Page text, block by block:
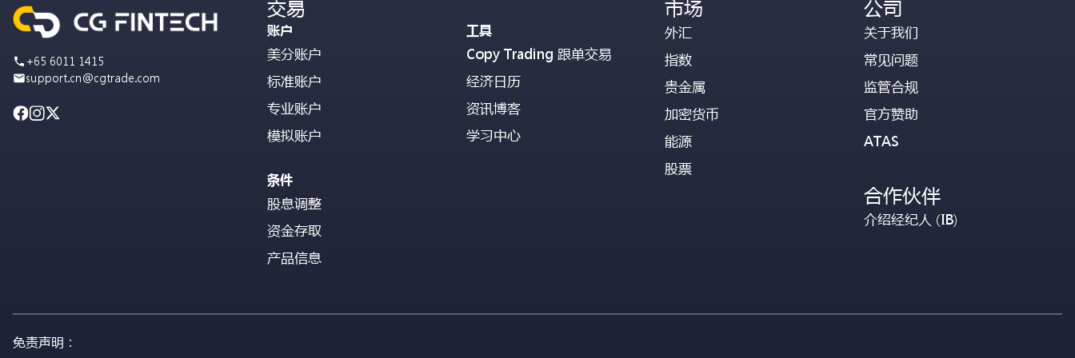
+65 6011 1415
support.cn@cgtrade.com
交易
账户
美分账户
标准账户
专业账户
模拟账户
条件
股息调整
资金存取
产品信息
工具
Copy Trading 跟单交易
经济日历
资讯博客
学习中心
市场
外汇
指数
贵金属
加密货币
能源
股票
公司
关于我们
常见问题
监管合规
官方赞助
ATAS
合作伙伴
介绍经纪人 (IB)
免责声明：